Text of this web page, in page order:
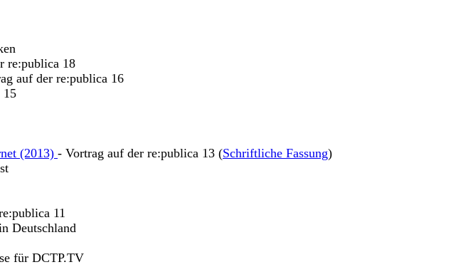
re:publica 18
auf der re:publica 16
15
(2013) - Vortrag auf der re:publica 13 (Schriftliche Fassung)
11
Deutschland
für DCTP.TV